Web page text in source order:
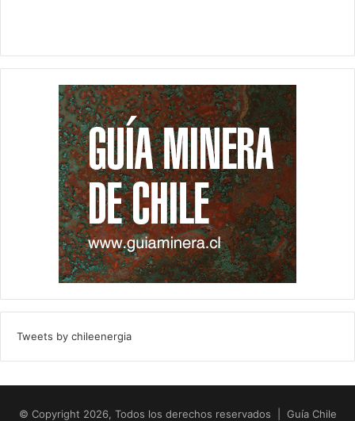
Tweets by chileenergia
© Copyright 2026, Todos los derechos reservados | Guía Chile